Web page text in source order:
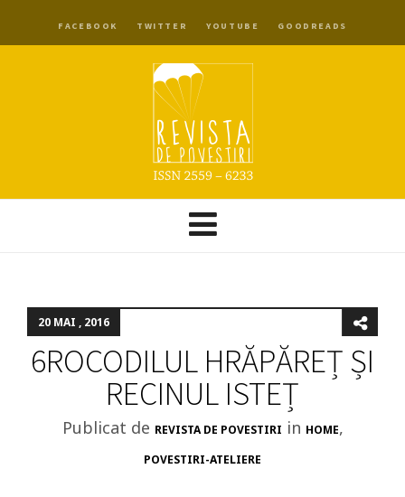
FACEBOOK TWITTER YOUTUBE GOODREADS
20 MAI , 2016
6ROCODILUL HRĂPĂREȚ ȘI
RECINUL ISTEȚ
Publicat de REVISTA DE POVESTIRI in HOME,
POVESTIRI-ATELIERE